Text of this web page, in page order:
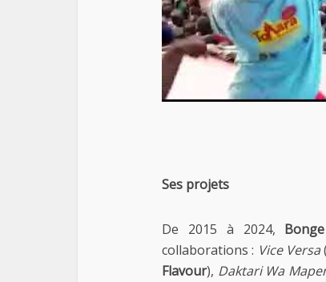
Ses projets
De 2015 à 2024,
collaborations : Vice Versa
Flavour), Daktari Wa